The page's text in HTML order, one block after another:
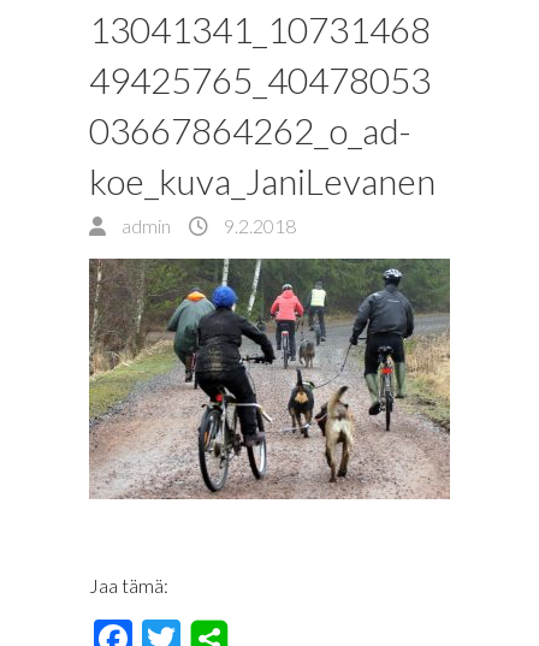
13041341_10731468
49425765_40478053
03667864262_o_ad-
koe_kuva_JaniLevanen
admin 9.2.2018
Jaa tämä: